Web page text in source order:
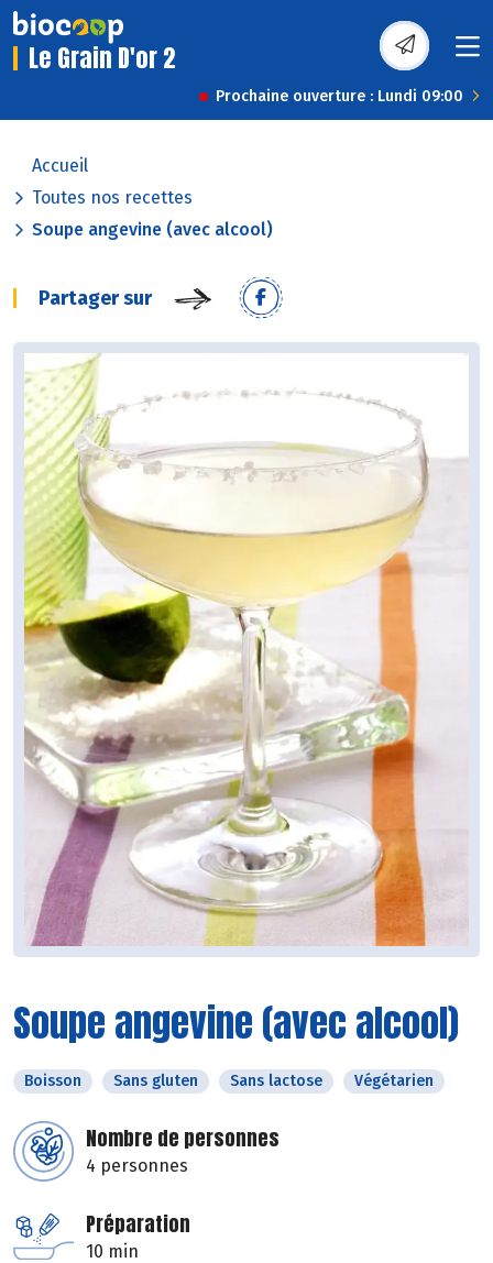
Le Grain D'or 2
Prochaine ouverture : Lundi 09:00
Accueil
Toutes nos recettes
Soupe angevine (avec alcool)
Partager sur
Soupe angevine (avec alcool)
Boisson Sans gluten Sans lactose Végétarien
Nombre de personnes
4 personnes
Préparation
10 min